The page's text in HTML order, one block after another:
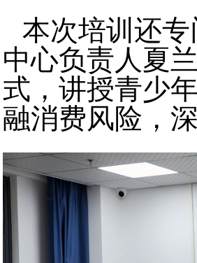
本次培训还
中心负责人夏
式，讲授青少
融消费风险，